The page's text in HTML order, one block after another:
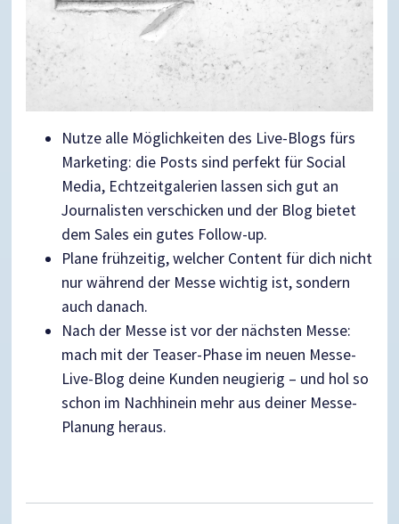
Nutze alle Möglichkeiten des Live-Blogs fürs
Marketing: die Posts sind perfekt für Social
Media, Echtzeitgalerien lassen sich gut an
Journalisten verschicken und der Blog bietet
dem Sales ein gutes Follow-up.
Plane frühzeitig, welcher Content für dich nicht
nur während der Messe wichtig ist, sondern
auch danach.
Nach der Messe ist vor der nächsten Messe:
mach mit der Teaser-Phase im neuen Messe-
Live-Blog deine Kunden neugierig – und hol so
schon im Nachhinein mehr aus deiner Messe-
Planung heraus.